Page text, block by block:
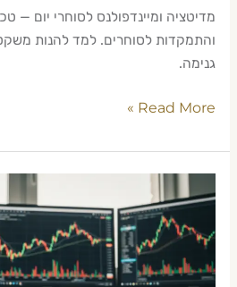
מדיטציה ומיינדפולנס לסוחרי יום —
והתמקדות לסוחרים. למד להנות
גנימה.
Read More »
התמודדות
עם
רווחי
יתר
במסחר